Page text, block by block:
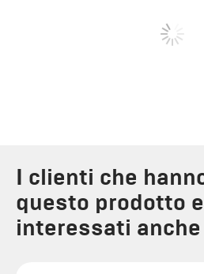
I clienti che
questo prodotto
interessati anche